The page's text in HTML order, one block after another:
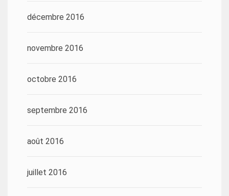
décembre 2016
novembre 2016
octobre 2016
septembre 2016
août 2016
juillet 2016